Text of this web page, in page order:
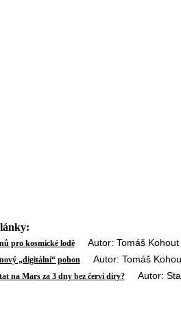
pro kosmické loděAutor: Tomáš Kohout
„digitální“ pohon Autor: Tomáš
na Mars za 3 dny bez červí díry?Autor: